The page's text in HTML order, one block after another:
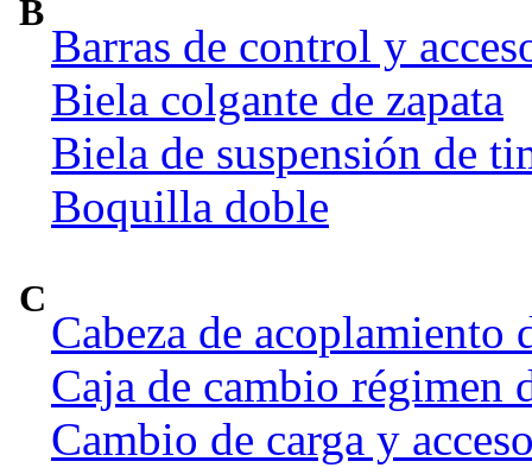
B
Barras de control y
Biela colgante de zapata
Biela de suspensión de
Boquilla doble
C
Cabeza de acoplamiento
Caja de cambio régimen
Cambio de carga y